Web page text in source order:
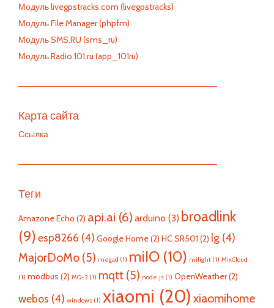
Модуль livegpstracks.com (livegpstracks)
Модуль File Manager (phpfm)
Модуль SMS.RU (sms_ru)
Модуль Radio 101.ru (app_101ru)
—————————————————————————
Карта сайта
Ссылка
—————————————————————————
Теги
Amazone Echo (2) api.ai (6) arduino (3) broadlink
(9)esp8266 (4) Google Home(2) HC SR501 (2) lg (4)
MajorDoMo (5) megad (1) miIO (10) milight (1) MixCloud
(1) modbus (2) MQ-2 (1) mqtt (5) node.js (1) OpenWeather(2)
webos (4) windows (1) xiaomi (20) xiaomihome